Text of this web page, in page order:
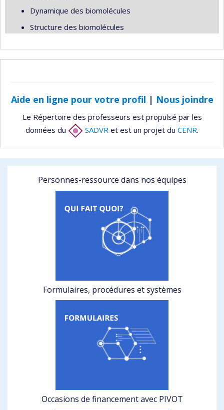
Dynamique des biomolécules
Structure des biomolécules
Aide en ligne pour votre profil | Nous joindre
Le Répertoire des professeurs est propulsé par les
données du
SADVR et est un projet du CENR.
Personnes-ressource dans nos équipes
Formulaires, procédures et systèmes
Occasions de financement avec PIVOT